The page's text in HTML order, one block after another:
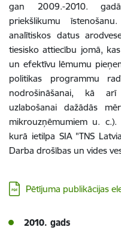
gan 2009.-2010.
priekšlikumu
analītiskos datus
tiesisko attiecību jomā,
un efektīvu lēmumu
politikas programmu
nodrošināšanai, kā arī
uzlabošanai dažādās
mikrouzņēmumiem u.
kurā ietilpa SIA "TNS
Darba drošības un vides
Lejupielādēt:
Pētījuma publikācijas
2010. gads